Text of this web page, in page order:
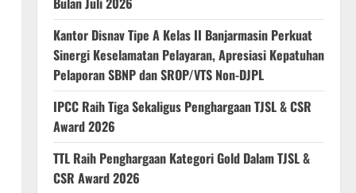
Kantor Disnav Tipe A Kelas II Banjarmasin Perkuat
Sinergi Keselamatan Pelayaran, Apresiasi Kepatuhan
Pelaporan SBNP dan SROP/VTS Non-DJPL
IPCC Raih Tiga Sekaligus Penghargaan TJSL & CSR
Award 2026
TTL Raih Penghargaan Kategori Gold Dalam TJSL &
CSR Award 2026